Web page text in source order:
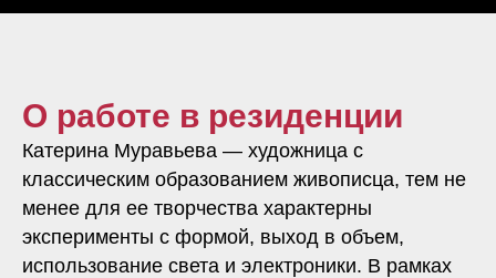
О работе в резиденции
Катерина Муравьева — художница с
классическим образованием живописца, тем не
менее для ее творчества характерны
эксперименты с формой, выход в объем,
использование света и электроники. В рамках